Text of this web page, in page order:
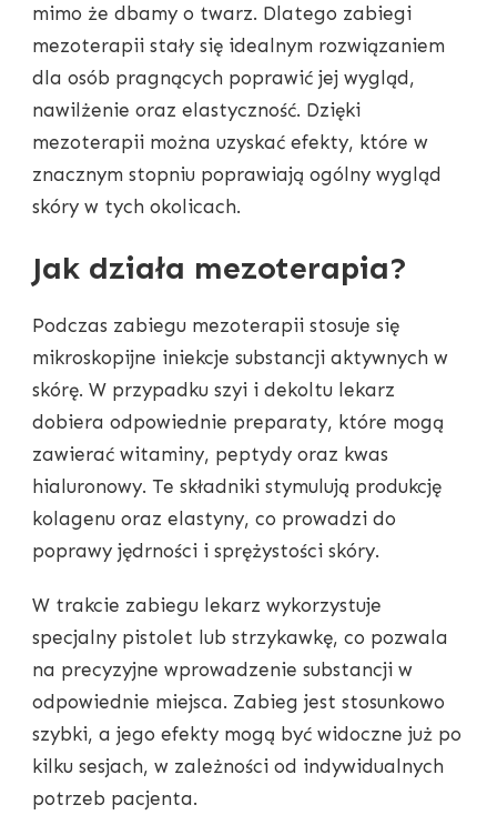
mimo że dbamy o twarz. Dlatego zabiegi
mezoterapii stały się idealnym rozwiązaniem
dla osób pragnących poprawić jej wygląd,
nawilżenie oraz elastyczność. Dzięki
mezoterapii można uzyskać efekty, które w
znacznym stopniu poprawiają ogólny wygląd
skóry w tych okolicach.
Jak działa mezoterapia?
Podczas zabiegu mezoterapii stosuje się
mikroskopijne iniekcje substancji aktywnych w
skórę. W przypadku szyi i dekoltu lekarz
dobiera odpowiednie preparaty, które mogą
zawierać witaminy, peptydy oraz kwas
hialuronowy. Te składniki stymulują produkcję
kolagenu oraz elastyny, co prowadzi do
poprawy jędrności i sprężystości skóry.
W trakcie zabiegu lekarz wykorzystuje
specjalny pistolet lub strzykawkę, co pozwala
na precyzyjne wprowadzenie substancji w
odpowiednie miejsca. Zabieg jest stosunkowo
szybki, a jego efekty mogą być widoczne już po
kilku sesjach, w zależności od indywidualnych
potrzeb pacjenta.